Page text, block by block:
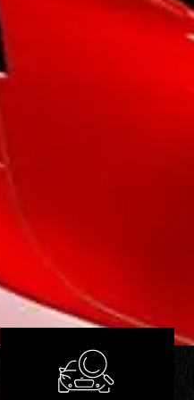
de dépression
accessoires
cylindre +mastervac
+ récepteur
de frein